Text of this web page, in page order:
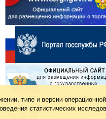
типе и версии
статистических